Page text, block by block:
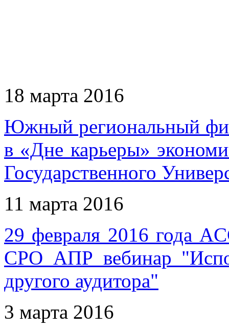
18 марта 2016
Южный региональный
в «Дне карьеры»
Государственного
11 марта 2016
29 февраля 2016 года
СРО АПР вебинар
другого аудитора"
3 марта 2016